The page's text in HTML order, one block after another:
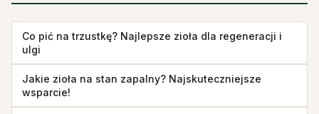
Co pić na trzustkę? Najlepsze zioła dla regeneracji i
ulgi
Jakie zioła na stan zapalny? Najskuteczniejsze
wsparcie!